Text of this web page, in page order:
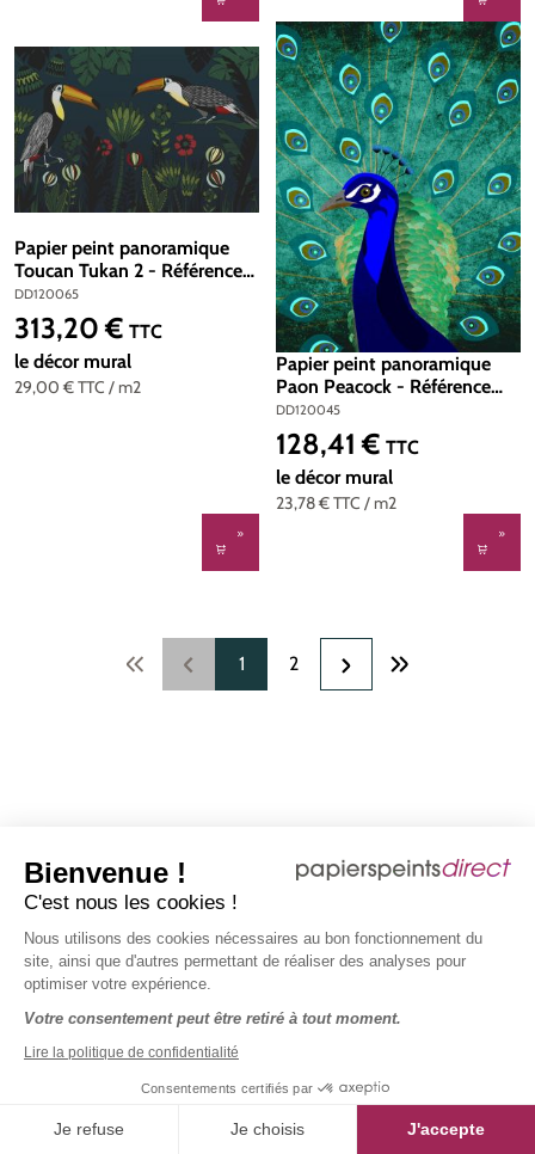
Bienvenue !
C'est nous les cookies !
Nous utilisons des cookies nécessaires au bon fonctionnement du
site, ainsi que d'autres permettant de réaliser des analyses pour
optimiser votre expérience.
Votre consentement peut être retiré à tout moment.
Lire la politique de confidentialité
Consentements certifiés par
Je refuse Je choisis J'accepte
Papier peint panoramique
Toucan Tukan 2 - Référence
DD120065 - Intissé
200g/m2 - Standard 400 x
270
DD120065
29,00 €TTC / m2
Prix régulier :
313,20 € TTC
le décor mural
Papier peint panoramique
Paon Peacock - Référence
DD120045 - Intissé
200g/m2 - Standard 200 x
270
DD120045
23,78 €TTC / m2
Prix régulier :
128,41 € TTC
le décor mural
Page
1 Page
2
& Rapide*
commandés en
trop*